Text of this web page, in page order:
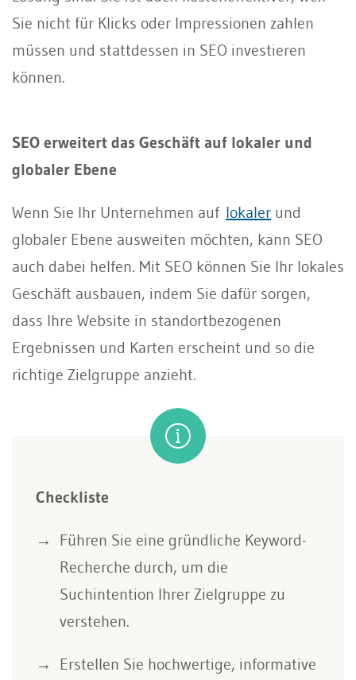
Sie nicht für Klicks oder Impressionen zahlen
müssen und stattdessen in SEO investieren
können.
SEO erweitert das Geschäft auf lokaler und
globaler Ebene
Wenn Sie Ihr Unternehmen auf lokaler und
globaler Ebene ausweiten möchten, kann SEO
auch dabei helfen. Mit SEO können Sie Ihr lokales
Geschäft ausbauen, indem Sie dafür sorgen,
dass Ihre Website in standortbezogenen
Ergebnissen und Karten erscheint und so die
richtige Zielgruppe anzieht.
Checkliste
Führen Sie eine gründliche Keyword-
Recherche durch, um die
Suchintention Ihrer Zielgruppe zu
verstehen.
Erstellen Sie hochwertige, informative